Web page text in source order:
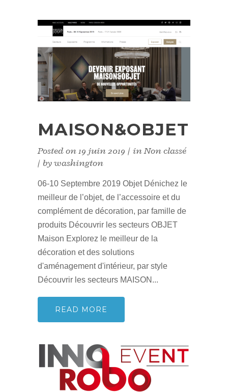
MAISON&OBJET
Posted on19 juin 2019 inNon classé
bywashington
06-10 Septembre 2019 Objet Dénichez le
meilleur de l’objet, de l’accessoire et du
complément de décoration, par famille de
produits Découvrir les secteurs OBJET
Maison Explorez le meilleur de la
décoration et des solutions
d'aménagement d'intérieur, par style
Découvrir les secteurs MAISON...
READ MORE